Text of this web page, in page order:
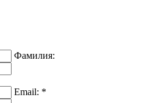
Фамилия:
Email: *